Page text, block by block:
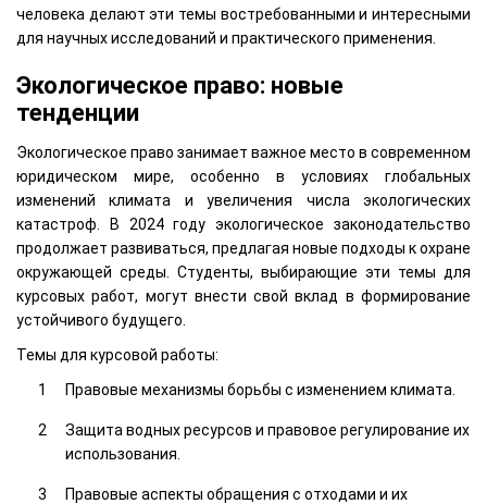
человека делают эти темы востребованными и интересными
для научных исследований и практического применения.
Экологическое право: новые
тенденции
Экологическое право занимает важное место в современном
юридическом мире, особенно в условиях глобальных
изменений климата и увеличения числа экологических
катастроф. В 2024 году экологическое законодательство
продолжает развиваться, предлагая новые подходы к охране
окружающей среды. Студенты, выбирающие эти темы для
курсовых работ, могут внести свой вклад в формирование
устойчивого будущего.
Темы для курсовой работы:
Правовые механизмы борьбы с изменением климата.
Защита водных ресурсов и правовое регулирование их
использования.
Правовые аспекты обращения с отходами и их